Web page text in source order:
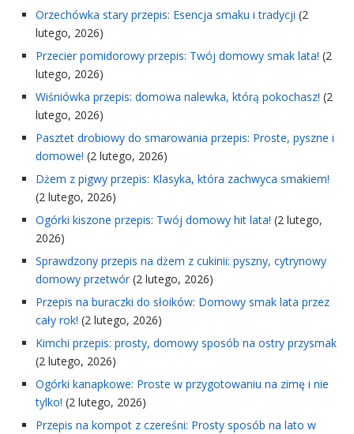
Orzechówka stary przepis: Esencja smaku i tradycji (2
lutego, 2026)
Przecier pomidorowy przepis: Twój domowy smak lata! (2
lutego, 2026)
Wiśniówka przepis: domowa nalewka, którą pokochasz! (2
lutego, 2026)
Pasztet drobiowy do smarowania przepis: Proste, pyszne i
domowe! (2 lutego, 2026)
Dżem z pigwy przepis: Klasyka, która zachwyca smakiem!
(2 lutego, 2026)
Ogórki kiszone przepis: Twój domowy hit lata! (2 lutego,
2026)
Sprawdzony przepis na dżem z cukinii: pyszny, cytrynowy
domowy przetwór (2 lutego, 2026)
Przepis na buraczki do słoików: Domowy smak lata przez
cały rok! (2 lutego, 2026)
Kimchi przepis: prosty, domowy sposób na ostry przysmak
(2 lutego, 2026)
Ogórki kanapkowe: Proste w przygotowaniu na zimę i nie
tylko! (2 lutego, 2026)
Przepis na kompot z czereśni: Prosty sposób na lato w